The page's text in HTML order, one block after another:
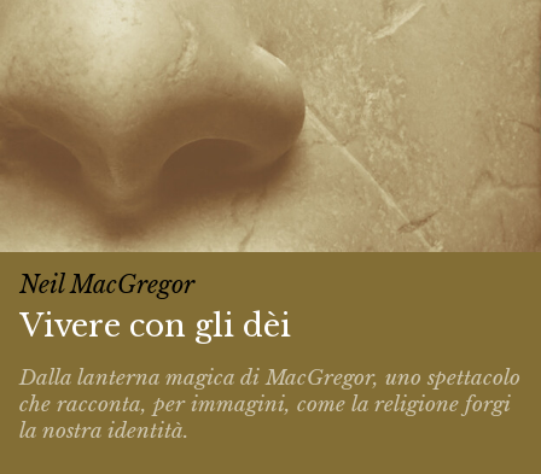
Neil MacGregor
Vivere con gli dèi
Dalla lanterna magica di MacGregor, uno spettacolo
che racconta, per immagini, come la religione forgi
la nostra identità.